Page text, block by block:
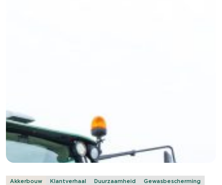
Akkerbouw Klantverhaal Duurzaamheid
Gewasbescherming